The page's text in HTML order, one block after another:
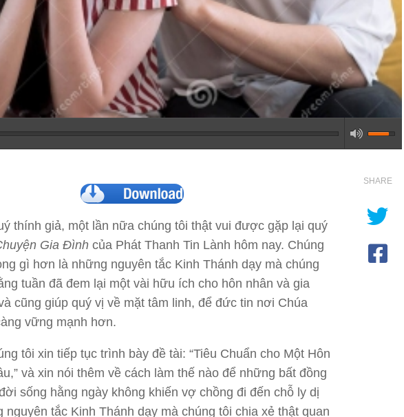
thính giả, một lần nữa chúng tôi thật vui được gặp lại quý
Gia Đình của Phát Thanh Tin Lành hôm nay. Chúng
gì hơn là những nguyên tắc Kinh Thánh dạy mà chúng
tuần đã đem lại một vài hữu ích cho hôn nhân và gia
cũng giúp quý vị về mặt tâm linh, để đức tin nơi Chúa
vững mạnh hơn.
tôi xin tiếp tục trình bày đề tài: “Tiêu Chuẩn cho Một Hôn
và xin nói thêm về cách làm thế nào để những bất đồng
sống hằng ngày không khiến vợ chồng đi đến chỗ ly dị
nguyên tắc Kinh Thánh dạy mà chúng tôi chia xẻ thật quan
SHARE